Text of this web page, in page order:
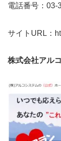
電話番号：03-
サイトURL：
株式会社アル